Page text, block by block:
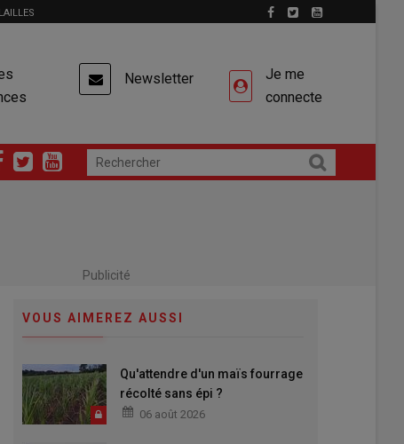
Newsletter
Je me
connecte
Publicité
VOUS AIMEREZ AUSSI
Qu'attendre d'un maïs fourrage
récolté sans épi ?
06 août 2026